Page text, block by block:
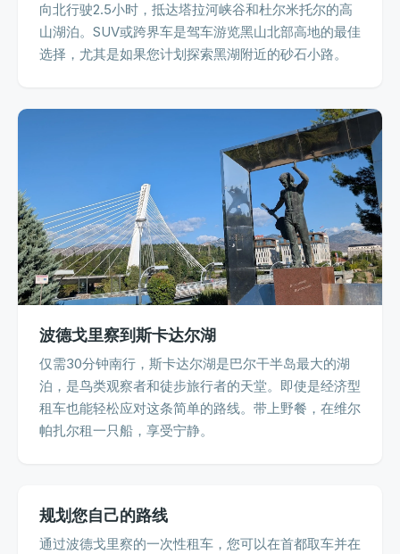
向北行驶2.5小时，抵达塔拉河峡谷和杜尔米托尔的高
山湖泊。SUV或跨界车是驾车游览黑山北部高地的最佳
选择，尤其是如果您计划探索黑湖附近的砂石小路。
波德戈里察到斯卡达尔湖
仅需30分钟南行，斯卡达尔湖是巴尔干半岛最大的湖
泊，是鸟类观察者和徒步旅行者的天堂。即使是经济型
租车也能轻松应对这条简单的路线。带上野餐，在维尔
帕扎尔租一只船，享受宁静。
规划您自己的路线
通过波德戈里察的一次性租车，您可以在首都取车并在